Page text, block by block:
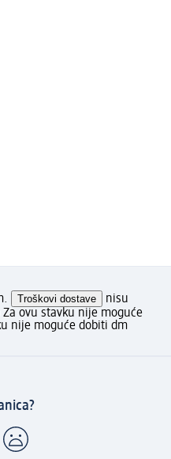
Troškovi dostave
nisu
Za ovu stavku nije moguće
nije moguće dobiti dm